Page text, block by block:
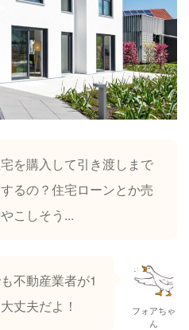
を購入して引き渡しまで
るの？住宅ローンとか売
こしそう...
不動産業者が1
丈夫だよ！
フォアちゃ
ん